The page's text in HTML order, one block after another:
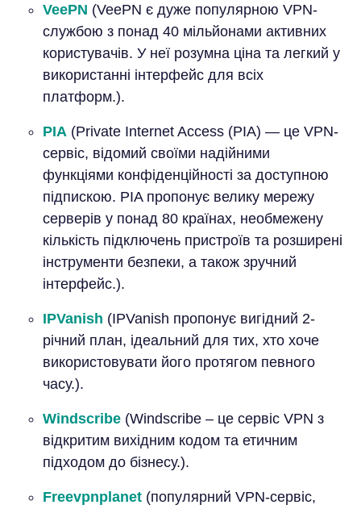
VeePN (VeePN є дуже популярною VPN-
службою з понад 40 мільйонами активних
користувачів. У неї розумна ціна та легкий у
використанні інтерфейс для всіх
платформ.).
PIA (Private Internet Access (PIA) — це VPN-
сервіс, відомий своїми надійними
функціями конфіденційності за доступною
підпискою. PIA пропонує велику мережу
серверів у понад 80 країнах, необмежену
кількість підключень пристроїв та розширені
інструменти безпеки, а також зручний
інтерфейс.).
IPVanish (IPVanish пропонує вигідний 2-
річний план, ідеальний для тих, хто хоче
використовувати його протягом певного
часу.).
Windscribe(Windscribe – це сервіс VPN з
відкритим вихідним кодом та етичним
підходом до бізнесу.).
Freevpnplanet(популярний VPN-сервіс,